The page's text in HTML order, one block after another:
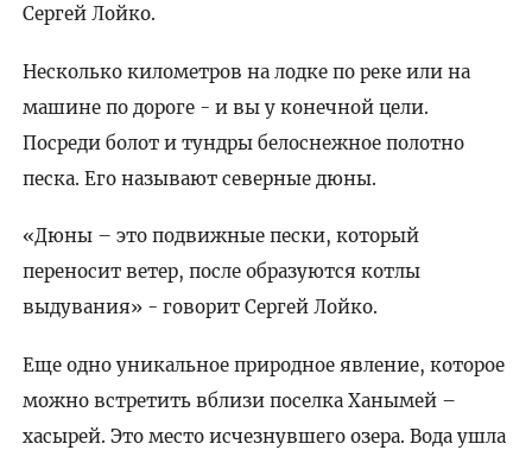
Сергей Лойко.
Несколько километров на лодке по реке или на
машине по дороге - и вы у конечной цели.
Посреди болот и тундры белоснежное полотно
песка. Его называют северные дюны.
«Дюны – это подвижные пески, который
переносит ветер, после образуются котлы
выдувания» - говорит Сергей Лойко.
Еще одно уникальное природное явление, которое
можно встретить вблизи поселка Ханымей –
хасырей. Это место исчезнувшего озера. Вода ушла